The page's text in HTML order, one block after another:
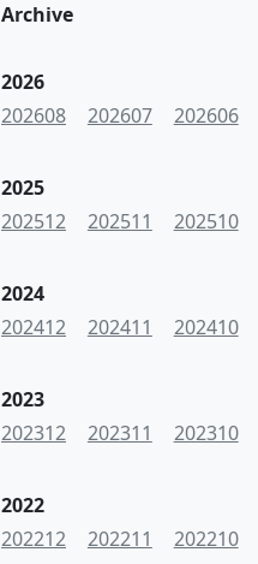
Archive
2026
202608
202607 202606
2025
202512
202511 202510
2024
202412
202411 202410
2023
202312
202311 202310
2022
202212
202211 202210